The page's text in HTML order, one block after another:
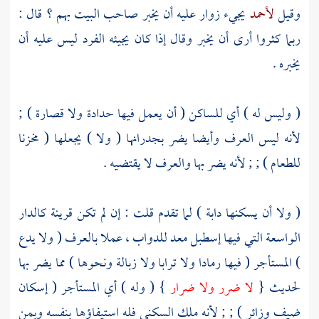
وقيللأحمديجيء زوار عليه أن يخبر صاحب البيت بهم ؟ قال :
ربما كثروا أرى أن يخبر وقال إذا كان يجيئه الفرد ليس عليه أن
يخبره .
( وليس له ) أي للساكن ( أن يعمل فيها حدادة ولا قصارة ) ;
لأنه ليس العرف وأيضا يضر بجدرانها ( ولا ) يجعلها ( مخزنا
للطعام ) ; ; لأنه يضر بها والعرف لا يقتضيه .
( ولا أن يسكنها دابة ) لما تقدم قلت : إن لم تكن قرينة كالدار
الواسعة التي فيها إسطبل معد للدواب ، عملا بالعرف ( ولا يدع
) المستأجر ( فيها رمادا ولا ترابا ولا زبالة ونحوها ) مما يضر بها
لحديث { لا ضرر ولا ضرار } ( وله ) أي المستأجر ( إسكان
ضيف وزائر ) ; ; لأنه ملك السكنى فله استيفاؤها بنفسه وبمن